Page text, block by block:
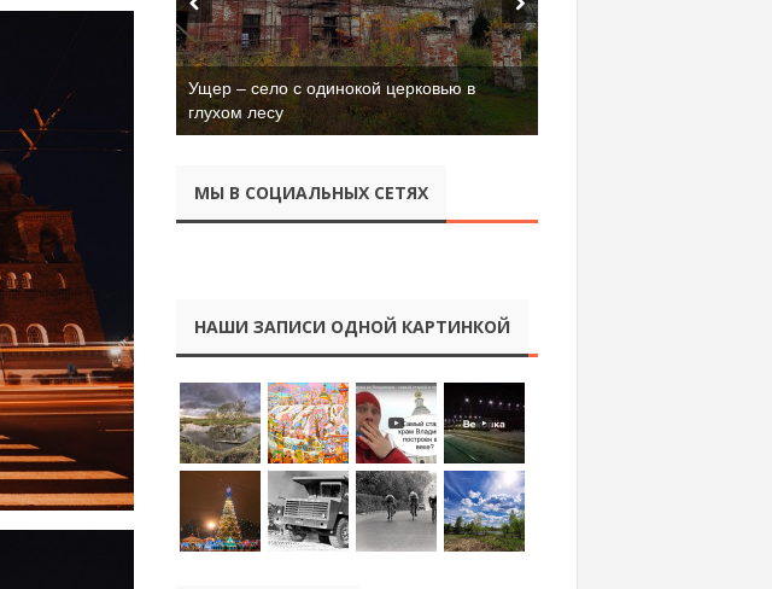
Ущер – село с одинокой церковью в
глухом лесу
МЫ В СОЦИАЛЬНЫХ СЕТЯХ
НАШИ ЗАПИСИ ОДНОЙ КАРТИНКОЙ